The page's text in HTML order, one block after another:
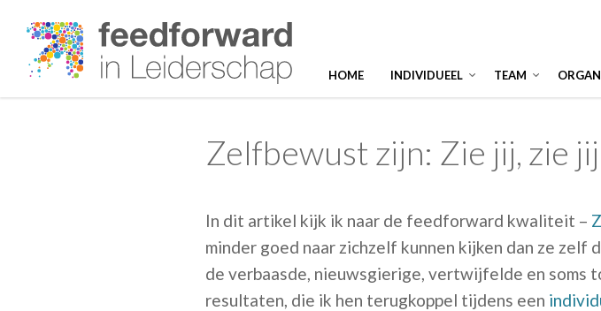
HOME INDIVIDUEEL TEAM
Zelfbewust zijn: Zie jij, zie
In dit artikel kijk ik naar de feedforward kwaliteit –
minder goed naar zichzelf kunnen kijken dan ze
de verbaasde, nieuwsgierige, vertwijfelde en
resultaten, die ik hen terugkoppel tijdens een